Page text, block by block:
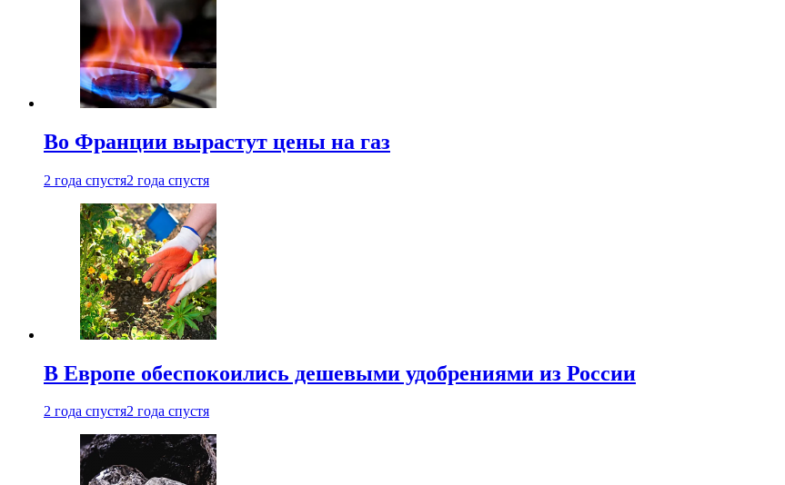
Во Франции вырастут цены на газ
2 года спустя2 года спустя
В Европе обеспокоились дешевыми удобрениями из России
2 года спустя2 года спустя